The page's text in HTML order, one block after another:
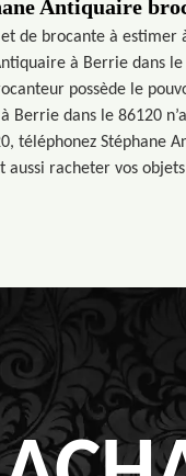
Antiquaire
et de brocante à
à Berrie dans
possède le
Berrie dans le 86120
téléphonez
aussi racheter vos